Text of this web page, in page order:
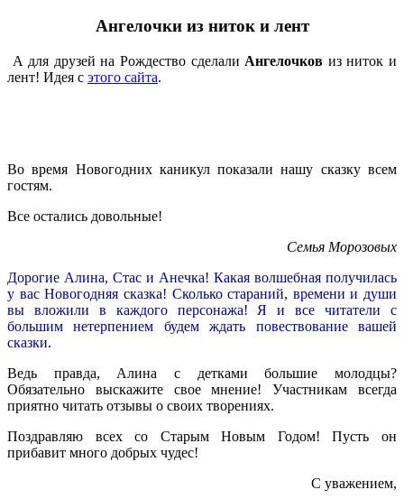
Ангелочки из ниток и лент
А для друзей на Рождество сделали Ангелочков из ниток и
лент! Идея с этого сайта.
Во время Новогодних каникул показали нашу сказку всем
гостям.
Все остались довольные!
Семья Морозовых
Дорогие Алина, Стас и Анечка! Какая волшебная получилась
у вас Новогодняя сказка! Сколько стараний, времени и души
вы вложили в каждого персонажа! Я и все читатели с
большим нетерпением будем ждать повествование вашей
сказки.
Ведь правда, Алина с детками большие молодцы?
Обязательно выскажите свое мнение! Участникам всегда
приятно читать отзывы о своих творениях.
Поздравляю всех со Старым Новым Годом! Пусть он
прибавит много добрых чудес!
С уважением,